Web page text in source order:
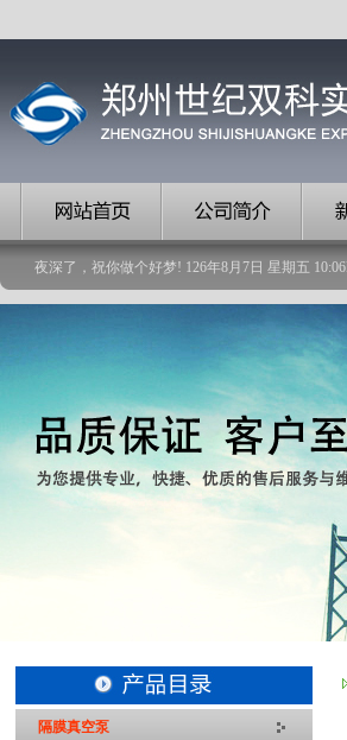
夜深了，祝你做个好梦! 126年8月 7 日 星期五 10:06
隔膜真空泵